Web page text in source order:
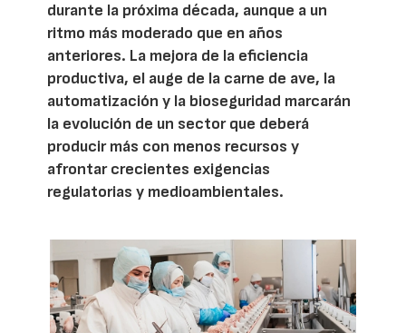
durante la próxima década, aunque a un
ritmo más moderado que en años
anteriores. La mejora de la eficiencia
productiva, el auge de la carne de ave, la
automatización y la bioseguridad marcarán
la evolución de un sector que deberá
producir más con menos recursos y
afrontar crecientes exigencias
regulatorias y medioambientales.